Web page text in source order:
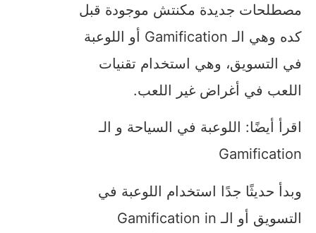
مصطلحات جديدة مكنتش موجودة قبل
كده وهي الـ Gamification أو اللوعبة
في التسويق، وهي استخدام تقنيات
اللعب في أغراض غير اللعب.
اقرأ أيضًا: اللوعبة في السياحة و الـ
Gamification
وبدأ حديثًا جدًا استخدام اللوعبة في
التسويق أو الـ Gamification in